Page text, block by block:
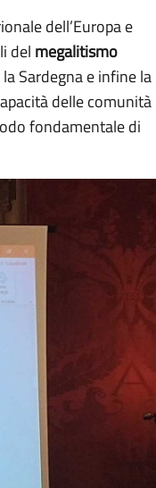
dell’Europa e
del megalitismo
Sardegna e infine la
delle comunità
fondamentale di